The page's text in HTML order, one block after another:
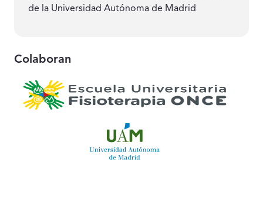
de la Universidad Autónoma de Madrid
Colaboran